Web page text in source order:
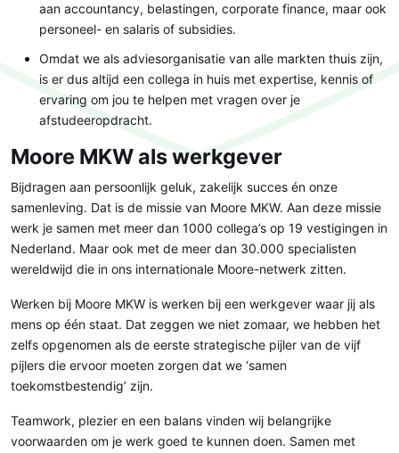
aan accountancy, belastingen, corporate finance, maar ook
personeel- en salaris of subsidies.
Omdat we als adviesorganisatie van alle markten thuis zijn,
is er dus altijd een collega in huis met expertise, kennis of
ervaring om jou te helpen met vragen over je
afstudeeropdracht.
Moore MKW als werkgever
Bijdragen aan persoonlijk geluk, zakelijk succes én onze
samenleving. Dat is de missie van Moore MKW. Aan deze missie
werk je samen met meer dan 1000 collega’s op 19 vestigingen in
Nederland. Maar ook met de meer dan 30.000 specialisten
wereldwijd die in ons internationale Moore-netwerk zitten.
Werken bij Moore MKW is werken bij een werkgever waar jij als
mens op één staat. Dat zeggen we niet zomaar, we hebben het
zelfs opgenomen als de eerste strategische pijler van de vijf
pijlers die ervoor moeten zorgen dat we ‘samen
toekomstbestendig’ zijn.
Teamwork, plezier en een balans vinden wij belangrijke
voorwaarden om je werk goed te kunnen doen. Samen met